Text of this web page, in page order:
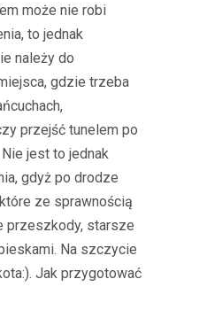
może nie robi
to jednak
należy do
gdzie trzeba
przejść tunelem po
jest to jednak
gdyż po drodze
ze sprawnością
przeszkody, starsze
Na szczycie
Jak przygotować